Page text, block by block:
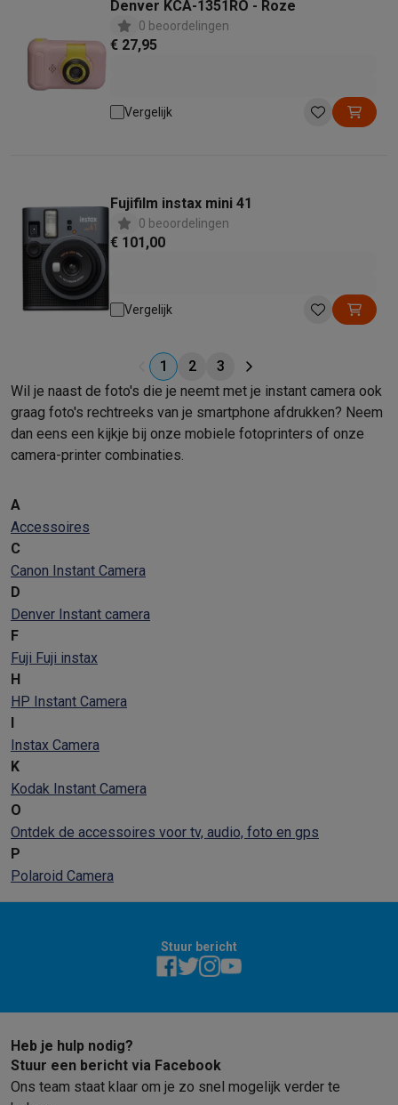
Denver KCA-1351RO - Roze
0 beoordelingen
€ 27,95
Vergelijk
Fujifilm instax mini 41
0 beoordelingen
€ 101,00
Vergelijk
1 2
3
Wil je naast de foto's die je neemt met je instant camera ook
graag foto's rechtreeks van je smartphone afdrukken? Neem
dan eens een kijkje bij onze mobiele fotoprinters of onze
camera-printer combinaties.
A
Accessoires
C
Canon Instant Camera
D
Denver Instant camera
F
Fuji Fuji instax
H
HP Instant Camera
I
Instax Camera
K
Kodak Instant Camera
O
Ontdek de accessoires voor tv, audio, foto en gps
P
Polaroid Camera
Stuur bericht
Heb je hulp nodig?
Stuur een bericht via Facebook
Ons team staat klaar om je zo snel mogelijk verder te